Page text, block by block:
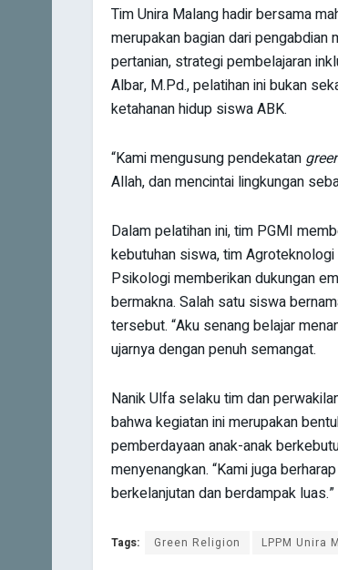
Tim Unira Malang hadir bersama
merupakan bagian dari
pertanian, strategi pembelajaran
Albar, M.Pd., pelatihan ini bukan
ketahanan hidup siswa ABK.
“Kami mengusung pendekatan
Allah, dan mencintai lingkungan
Dalam pelatihan ini, tim PGMI
kebutuhan siswa, tim
Psikologi memberikan dukungan
bermakna. Salah satu siswa
tersebut. “Aku senang belajar
ujarnya dengan penuh semangat.
Nanik Ulfa selaku tim dan
bahwa kegiatan ini merupakan
pemberdayaan anak-anak
menyenangkan. “Kami juga
berkelanjutan dan berdampak
Tags: Green Religion LPPM Unira